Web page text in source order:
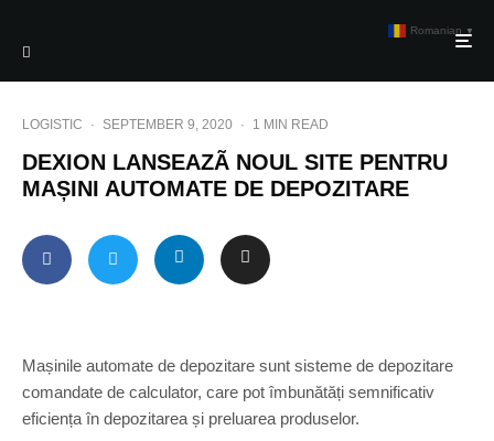
LOGISTIC · SEPTEMBER 9, 2020 · 1 MIN READ
DEXION LANSEAZÃ NOUL SITE PENTRU
MAȘINI AUTOMATE DE DEPOZITARE
Mașinile automate de depozitare sunt sisteme de depozitare
comandate de calculator, care pot îmbunătăți semnificativ
eficiența în depozitarea și preluarea produselor.
Romanian ▼